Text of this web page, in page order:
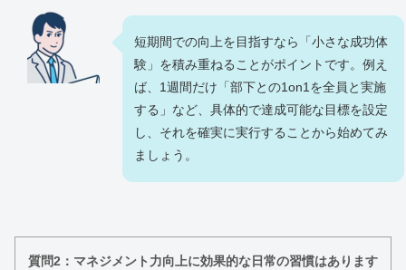
短期間での向上を目指すなら「小さな成功体
験」を積み重ねることがポイントです。例え
ば、1週間だけ「部下との1on1を全員と実施
する」など、具体的で達成可能な目標を設定
し、それを確実に実行することから始めてみ
ましょう。
質問2：マネジメント力向上に効果的な日常の習慣はあります